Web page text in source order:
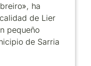
ha
de Lier
pequeño
de Sarria